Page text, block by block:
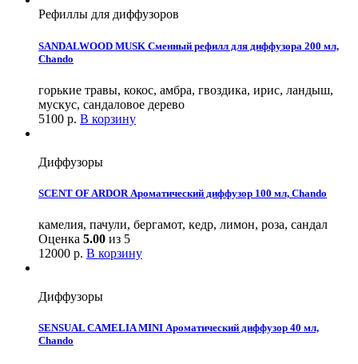
Рефиллы для диффузоров
SANDALWOOD MUSK Сменный рефилл для диффузора 200 мл,
Chando
горькие травы, кокос, амбра, гвоздика, ирис, ландыш,
мускус, сандаловое дерево
5100 р. В корзину
Диффузоры
SCENT OF ARDOR Ароматический диффузор 100 мл, Chando
камелия, пачули, бергамот, кедр, лимон, роза, сандал
Оценка 5.00 из 5
12000 р. В корзину
Диффузоры
SENSUAL CAMELIA MINI Ароматический диффузор 40 мл,
Chando